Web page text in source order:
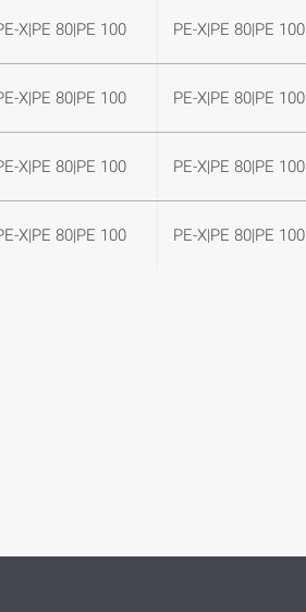
X|PE 80|PE 100 PE-X|PE 80|PE 100
X|PE 80|PE 100 PE-X|PE 80|PE 100
X|PE 80|PE 100 PE-X|PE 80|PE 100
X|PE 80|PE 100 PE-X|PE 80|PE 100